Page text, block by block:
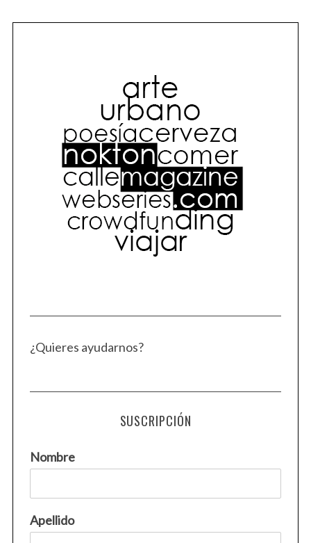
¿Quieres ayudarnos?
SUSCRIPCIÓN
Nombre
Apellido